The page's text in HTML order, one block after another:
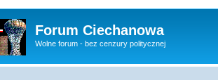
Forum Ciechanowa
Wolne forum - bez cenzury politycznej